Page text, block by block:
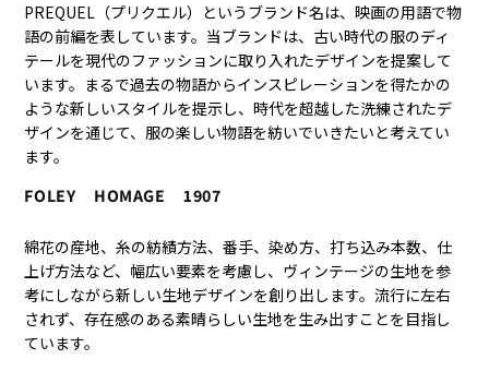
PREQUEL（プリクエル）というブランド名は、映画の用語で物
語の前編を表しています。当ブランドは、古い時代の服のディ
テールを現代のファッションに取り入れたデザインを提案して
います。まるで過去の物語からインスピレーションを得たかの
ような新しいスタイルを提示し、時代を超越した洗練されたデ
ザインを通じて、服の楽しい物語を紡いでいきたいと考えてい
ます。
FOLEY HOMAGE 1907
綿花の産地、糸の紡績方法、番手、染め方、打ち込み本数、仕
上げ方法など、幅広い要素を考慮し、ヴィンテージの生地を参
考にしながら新しい生地デザインを創り出します。流行に左右
されず、存在感のある素晴らしい生地を生み出すことを目指し
ています。